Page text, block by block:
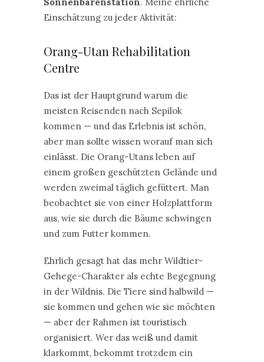
Einschätzung zu jeder Aktivität:
Orang-Utan Rehabilitation
Centre
Das ist der Hauptgrund warum die
meisten Reisenden nach Sepilok
kommen — und das Erlebnis ist schön,
aber man sollte wissen worauf man sich
einlässt. Die Orang-Utans leben auf
einem großen geschützten Gelände und
werden zweimal täglich gefüttert. Man
beobachtet sie von einer Holzplattform
aus, wie sie durch die Bäume schwingen
und zum Futter kommen.
Ehrlich gesagt hat das mehr Wildtier-
Gehege-Charakter als echte Begegnung
in der Wildnis. Die Tiere sind halbwild —
sie kommen und gehen wie sie möchten
— aber der Rahmen ist touristisch
organisiert. Wer das weiß und damit
klarkommt, bekommt trotzdem ein